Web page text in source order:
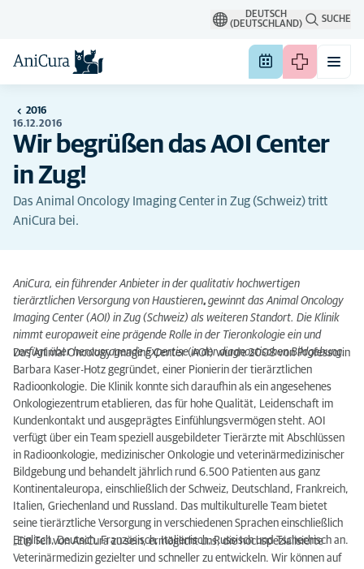
DEUTSCH
(DEUTSCHLAND)
SUCHE
2016
16.12.2016
Wir begrüßen das AOI Center
in Zug!
Das Animal Oncology Imaging Center in Zug (Schweiz) tritt
AniCura bei.
AniCura, ein führender Anbieter in der qualitativ hochwertigen
tierärztlichen Versorgung von Haustieren, gewinnt das Animal Oncology
Imaging Center (AOI) in Zug (Schweiz) als weiteren Standort. Die Klinik
nimmt europaweit eine prägende Rolle in der Tieronkologie ein und
verfügt über herausragende Expertise in der diagnostischen Bildgebung.
Das Animal Oncology Imaging Center (AOI) wurde 2008 von Professorin
Barbara Kaser-Hotz gegründet, einer Pionierin der tierärztlichen
Radioonkologie. Die Klinik konnte sich daraufhin als ein angesehenes
Onkologiezentrum etablieren, das für hohe Qualität, Leidenschaft im
Kundenkontakt und ausgeprägtes Einfühlungsvermögen steht. AOI
verfügt über ein Team speziell ausgebildeter Tierärzte mit Abschlüssen
in Radioonkologie, medizinischer Onkologie und veterinärmedizinischer
Bildgebung und behandelt jährlich rund 6.500 Patienten aus ganz
Kontinentaleuropa, einschließlich der Schweiz, Deutschland, Frankreich,
Italien, Griechenland und Russland. Das multikulturelle Team bietet
seine tierärztliche Versorgung in verschiedenen Sprachen einschließlich
Englisch, Deutsch, Französisch, Italienisch, Russisch und Tschechisch an.
„Ein Teil von AniCura zu sein, ermöglicht uns, die hochspezialisierte
Veterinärmedizin gezielter und schneller zu entwickeln. Wir können auf